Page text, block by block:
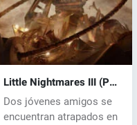
Little Nightmares III (PC)
key
Dos jóvenes amigos se
encuentran atrapados en